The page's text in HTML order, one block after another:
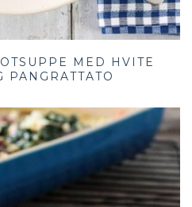
MED HVITE
PANGRATTATO